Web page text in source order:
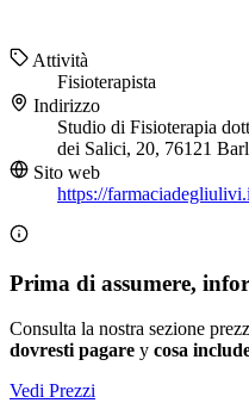
Attività
Fisioterapista
Indirizzo
Studio di Fisioterapia
dei Salici, 20, 76121
Sito web
https://
Prima di assumere,
Consulta la nostra sezione
dovresti pagare y cosa
Vedi Prezzi